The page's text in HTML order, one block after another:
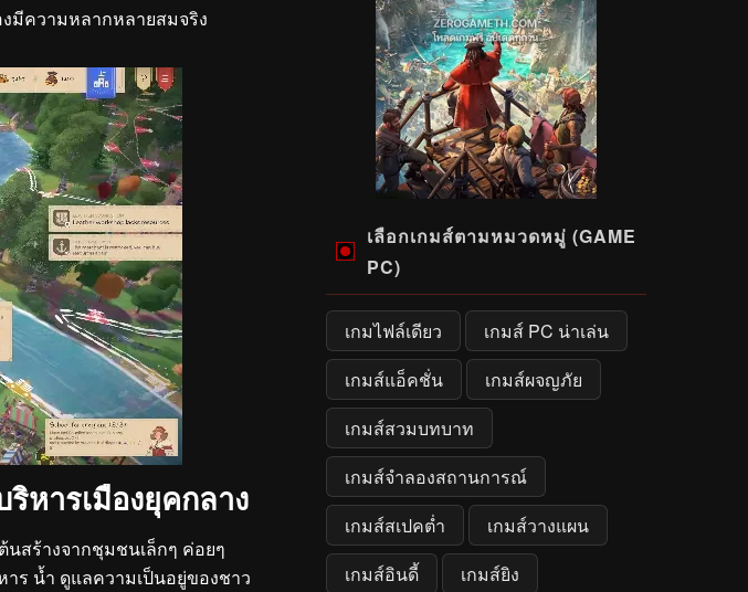
มีความหลากหลายสมจริง
หารเมืองยุคกลาง
นสร้างจากชุมชนเล็กๆ ค่อยๆ
าร น้ำ ดูแลความเป็นอยู่ของชาว
เลือกเกมส์ตามหมวดหมู่ (GAME
PC)
เกมไฟล์เดียว
เกมส์ PC น่าเล่น
เกมส์แอ็คชั่น
เกมส์ผจญภัย
เกมส์สวมบทบาท
เกมส์จำลองสถานการณ์
เกมส์สเปคต่ำ
เกมส์วางแผน
เกมส์อินดี้
เกมส์ยิง